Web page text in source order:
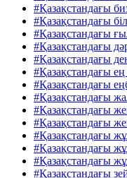
#Қазақстандағы
#Қазақстандағы
#Қазақстандағы
#Қазақстандағы
#Қазақстандағы
#Қазақстандағы ең
#Қазақстандағы
#Қазақстандағы
#Қазақстандағы
#Қазақстандағы
#Қазақстандағы
#Қазақстандағы
#Қазақстандағы
#Қазақстандағы